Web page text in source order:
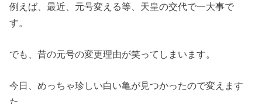
例えば、最近、元号変える等、天皇の交代で一大事で
す。
でも、昔の元号の変更理由が笑ってしまいます。
今日、めっちゃ珍しい白い亀が見つかったので変えます
た。